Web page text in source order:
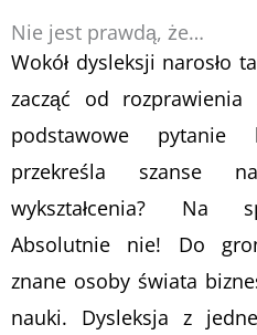
Nie jest prawdą, że…
Wokół dysleksji narosło
zacząć od
podstawowe pytanie
przekreśla szanse
wykształcenia? Na
Absolutnie nie! Do
znane osoby świata
nauki. Dysleksja z